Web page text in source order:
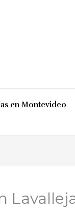
en Montevideo